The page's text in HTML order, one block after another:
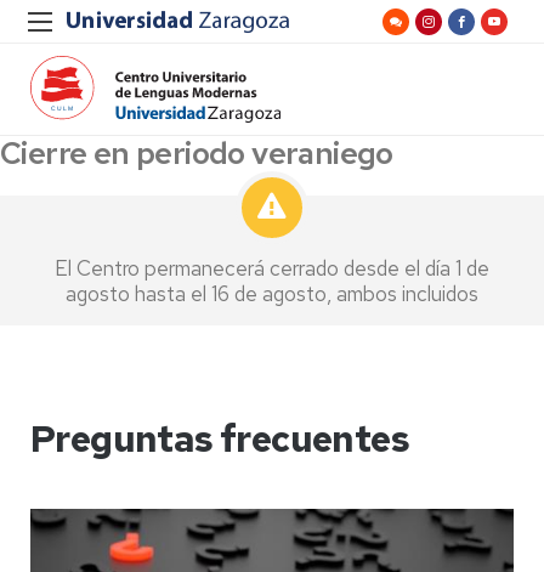
Cierre en periodo veraniego
El Centro permanecerá cerrado desde el día 1 de
agosto hasta el 16 de agosto, ambos incluidos
Preguntas frecuentes